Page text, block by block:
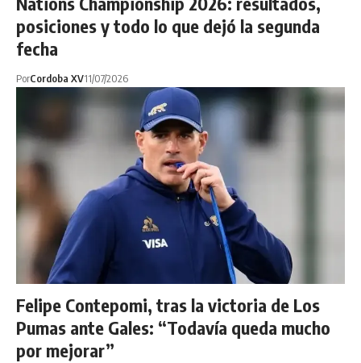
posiciones y todo lo que dejó la segunda
fecha
PorCordoba XV11/07/2026
Felipe Contepomi, tras la victoria de Los
Pumas ante Gales: “Todavía queda mucho
por mejorar”